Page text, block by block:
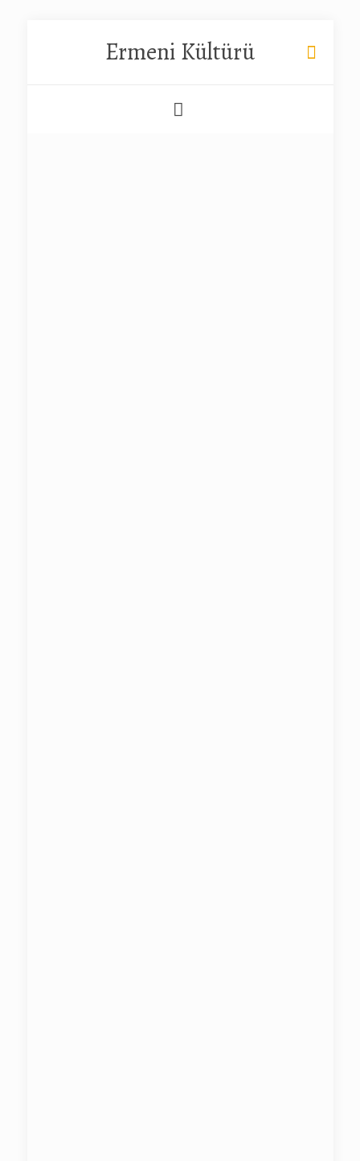
Ermeni Kültürü